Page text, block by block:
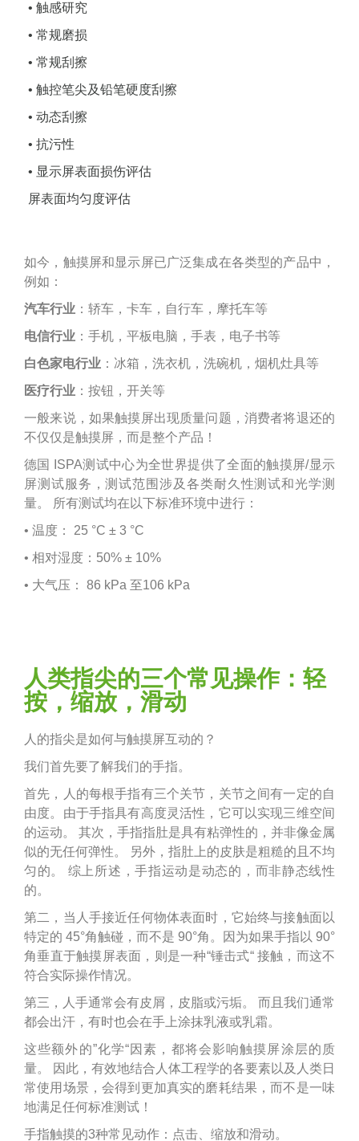
• 触感研究
• 常规磨损
• 常规刮擦
• 触控笔尖及铅笔硬度刮擦
• 动态刮擦
• 抗污性
• 显示屏表面损伤评估
屏表面均匀度评估
如今，触摸屏和显示屏已广泛集成在各类型的产品中，
例如：
汽车行业 ：轿车，卡车，自行车，摩托车等
电信行业 ：手机，平板电脑，手表，电子书等
白色家电行业 ：冰箱，洗衣机，洗碗机，烟机灶具等
医疗行业 ：按钮，开关等
一般来说，如果触摸屏出现质量问题，消费者将退还的
不仅仅是触摸屏，而是整个产品！
德国 ISPA测试中心为全世界提供了全面的触摸屏/显示
屏测试服务，测试范围涉及各类耐久性测试和光学测
量。 所有测试均在以下标准环境中进行：
• 温度： 25 °C ± 3 °C
• 相对湿度：50% ± 10%
• 大气压： 86 kPa 至106 kPa
人类指尖的三个常见操作：轻
按，缩放，滑动
人的指尖是如何与触摸屏互动的？
我们首先要了解我们的手指。
首先，人的每根手指有三个关节，关节之间有一定的自
由度。由于手指具有高度灵活性，它可以实现三维空间
的运动。 其次，手指指肚是具有粘弹性的，并非像金属
似的无任何弹性。 另外，指肚上的皮肤是粗糙的且不均
匀的。 综上所述，手指运动是动态的，而非静态线性
的。
第二，当人手接近任何物体表面时，它始终与接触面以
特定的 45°角触碰，而不是 90°角。因为如果手指以 90°
角垂直于触摸屏表面，则是一种“锤击式“ 接触，而这不
符合实际操作情况。
第三，人手通常会有皮屑，皮脂或污垢。 而且我们通常
都会出汗，有时也会在手上涂抹乳液或乳霜。
这些额外的”化学“因素，都将会影响触摸屏涂层的质
量。 因此，有效地结合人体工程学的各要素以及人类日
常使用场景，会得到更加真实的磨耗结果，而不是一味
地满足任何标准测试！
手指触摸的3种常见动作：点击、缩放和滑动。